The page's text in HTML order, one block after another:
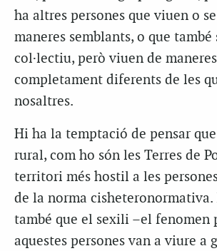
ha altres persones que viuen o
maneres semblants, o que també
col·lectiu, però viuen de maneres
completament diferents de les
nosaltres.
Hi ha la temptació de pensar
rural, com ho són les Terres de
territori més hostil a les
de la norma cisheteronormativa.
també que el sexili –el fenomen
aquestes persones van a viure a